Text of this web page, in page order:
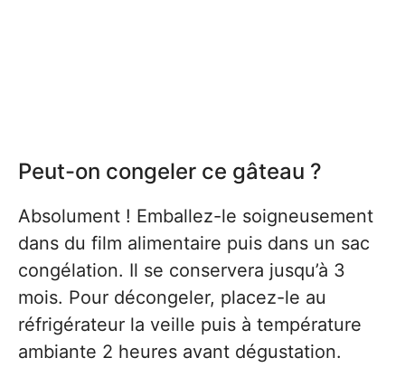
Peut-on congeler ce gâteau ?
Absolument ! Emballez-le soigneusement
dans du film alimentaire puis dans un sac
congélation. Il se conservera jusqu’à 3
mois. Pour décongeler, placez-le au
réfrigérateur la veille puis à température
ambiante 2 heures avant dégustation.